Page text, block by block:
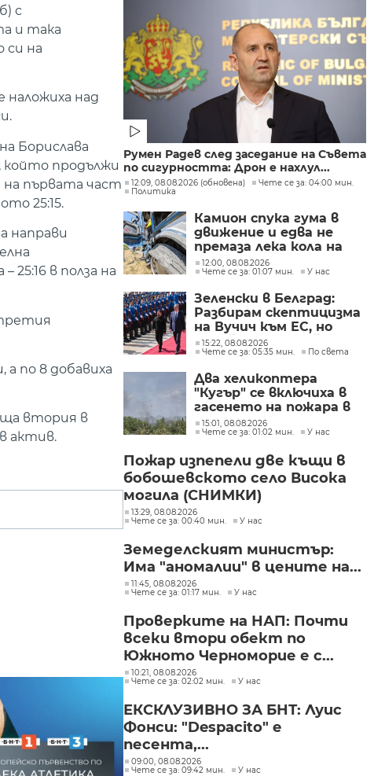
с
и така
си на
наложиха над
Борислава
който продължи
на първата част
25:15.
направи
в полза на
по 8 добавиха
втория в
актив.
Румен Радев след заседание на Съвета
по сигурността: Дрон е нахлул...
12:09, 08.08.2026 (обновена)
Чете се за: 04:00 мин.
Политика
Камион спука гума в
движение и едва не
премаза лека кола на
Подбалканския път
(СНИМКИ)
12:00, 08.08.2026
Чете се за: 01:07 мин.
У нас
Зеленски в Белград:
Разбирам скептицизма
на Вучич към ЕС, но
Украйна е във война и
няма време за
скептицизъм
15:22, 08.08.2026
Чете се за: 05:35 мин.
По света
Два хеликоптера
"Кугър" се включиха в
гасенето на пожара в
Асеновградско
(СНИМКИ)
15:01, 08.08.2026
Чете се за: 01:02 мин.
У нас
Пожар изпепели две къщи в
бобошевското село Висока
могила (СНИМКИ)
13:29, 08.08.2026
Чете се за: 00:40 мин.
У нас
Земеделският министър:
Има "аномалии" в цените на...
11:45, 08.08.2026
Чете се за: 01:17 мин.
У нас
Проверките на НАП: Почти
всеки втори обект по
Южното Черноморие е с...
10:21, 08.08.2026
Чете се за: 02:02 мин.
У нас
ЕКСКЛУЗИВНО ЗА БНТ: Луис
Фонси: "Despacito" е
песента,...
09:00, 08.08.2026
Чете се за: 09:42 мин.
У нас